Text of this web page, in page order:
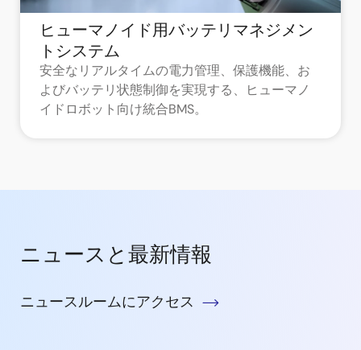
ヒューマノイド用バッテリマネジメン
トシステム
安全なリアルタイムの電力管理、保護機能、お
よびバッテリ状態制御を実現する、ヒューマノ
イドロボット向け統合BMS。
ニュースと最新情報
ニュースルームにアクセス